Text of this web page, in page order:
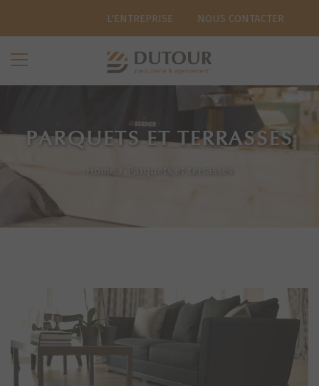
L'ENTREPRISE NOUS CONTACTER
PARQUETS ET TERRASSES
Home Parquets et terrasses